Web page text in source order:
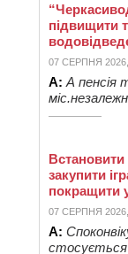
підвищити
07 СЕРПНЯ
А: А пенсія
Встановити
закупити
покращити
07 СЕРПНЯ
А:
стосується